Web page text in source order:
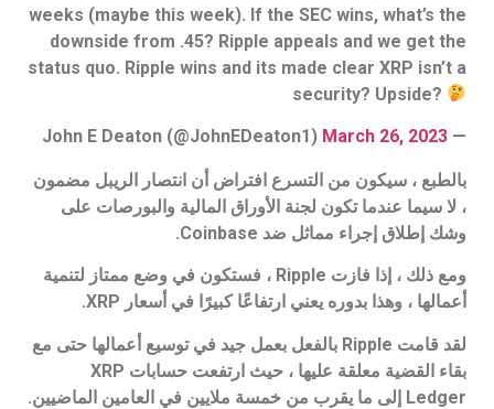
weeks (maybe this week). If the SEC wins, what’s the
downside from .45? Ripple appeals and we get the
status quo. Ripple wins and its made clear XRP isn’t a
security? Upside?
— John E Deaton (@JohnEDeaton1)
March 26, 2023
بالطبع ، سيكون من التسرع افتراض أن انتصار الريبل مضمون
، لا سيما عندما تكون لجنة الأوراق المالية والبورصات على
وشك إطلاق إجراء مماثل ضد Coinbase.
ومع ذلك ، إذا فازت Ripple ، فستكون في وضع ممتاز لتنمية
أعمالها ، وهذا بدوره يعني ارتفاعًا كبيرًا في أسعار XRP.
لقد قامت Ripple بالفعل بعمل جيد في توسيع أعمالها حتى مع
بقاء القضية معلقة عليها ، حيث ارتفعت حسابات XRP
Ledger إلى ما يقرب من خمسة ملايين في العامين الماضيين.